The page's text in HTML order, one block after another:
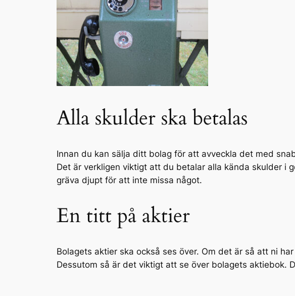
Alla skulder ska betalas
Innan du kan sälja ditt bolag för att avveckla det med
Det är verkligen viktigt att du betalar alla kända skulder i
gräva djupt för att inte missa något.
En titt på aktier
Bolagets aktier ska också ses över. Om det är så att ni
Dessutom så är det viktigt att se över bolagets aktiebok.